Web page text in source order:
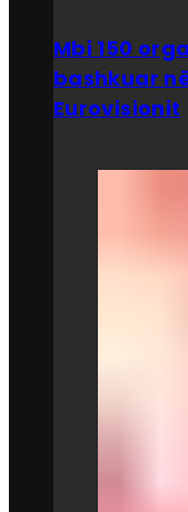
Mbi 150
bashkuar
Eurovisionit